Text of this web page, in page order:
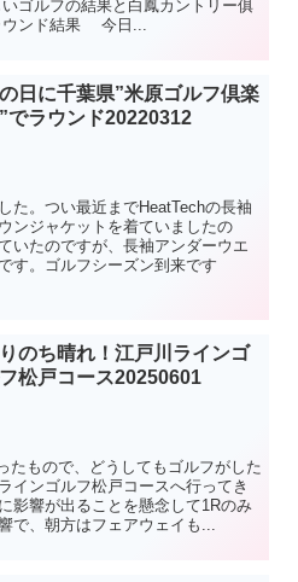
ゴルフの結果と白鳳カントリー俱
ウンド結果 今日...
日に千葉県”米原ゴルフ倶楽
でラウンド20220312
た。つい最近までHeatTechの長袖
ンジャケットを着ていましたの
いたのですが、長袖アンダーウエ
す。ゴルフシーズン到来です
のち晴れ！江戸川ラインゴ
松戸コース20250601
もので、どうしてもゴルフがした
インゴルフ松戸コースへ行ってき
影響が出ることを懸念して1Rのみ
、朝方はフェアウェイも...